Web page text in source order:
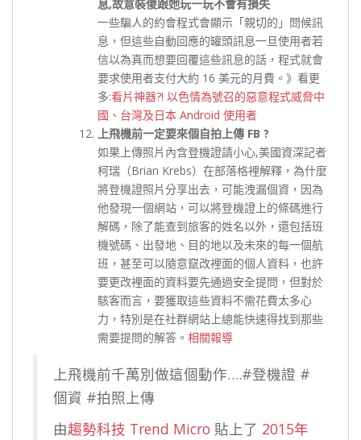
息,故意裝傻跟她玩一玩不會有損失
一些騙人的約會程式會顯示「親切的」問候訊
息，但這些自動回應的罐頭訊息一旦使用者若
信以為真而想要回覆這些訊息的話，程式就會
要求使用者支付大約 16 美元的月費。》看更
多:看片神器?! 以色情為號召的惡意程式威脅中
國、台灣及日本 Android 使用者
上飛機前一定要來個自拍上傳 FB ?
如果上傳照片內含登機證請小心,美國資深記者
柯瑞（Brian Krebs）在部落格裡解釋，為什麼
將登機證照片分享出去，可能洩漏個資，因為
他發現一個網站，可以將登機證上的條碼進行
解碼，除了能查到旅客的姓名以外，還包括班
機號碼、出發地、目的地以及未來的每一個航
班，甚至可以隨意竄改裡面的個人資料，也許
要更改裡面的資料要先通過安全提問，但對於
駭客而言，要獲取這些資料不需花費太多心
力，特別是在社群網站上總能快速得找到那些
需要提問的解答。 相關報導
上飛機前千萬別做這個動作….#登機證 #
個資 #拍照上傳
由趨勢科技 Trend Micro 貼上了 2015年